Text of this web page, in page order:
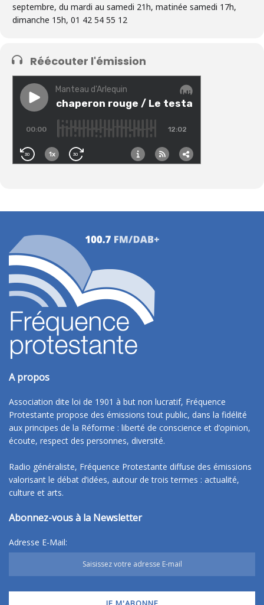
septembre, du mardi au samedi 21h, matinée samedi 17h,
dimanche 15h, 01 42 54 55 12
Réécouter l'émission
A propos
Association dite loi de 1901 à but non lucratif, Fréquence
Protestante propose des émissions tout public, dans la fidélité
aux principes de la Réforme : liberté de conscience et d’opinion,
écoute, respect des personnes, diversité.
Radio généraliste, Fréquence Protestante diffuse des émissions
valorisant le débat d’idées, autour de trois termes : actualité,
culture et arts.
Abonnez-vous à la Newsletter
Adresse E-Mail: